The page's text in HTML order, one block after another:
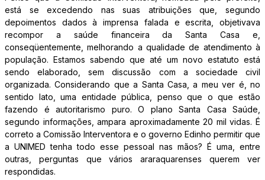
está se excedendo nas suas atribuições que, segundo
depoimentos dados à imprensa falada e escrita, objetivava
recompor a saúde financeira da Santa Casa e,
conseqüentemente, melhorando a qualidade de atendimento à
população. Estamos sabendo que até um novo estatuto está
sendo elaborado, sem discussão com a sociedade civil
organizada. Considerando que a Santa Casa, a meu ver é, no
sentido lato, uma entidade pública, penso que o que estão
fazendo é autoritarismo puro. O plano Santa Casa Saúde,
segundo informações, ampara aproximadamente 20 mil vidas. É
correto a Comissão Interventora e o governo Edinho permitir que
a UNIMED tenha todo esse pessoal nas mãos? É uma, entre
outras, perguntas que vários araraquarenses querem ver
respondidas.